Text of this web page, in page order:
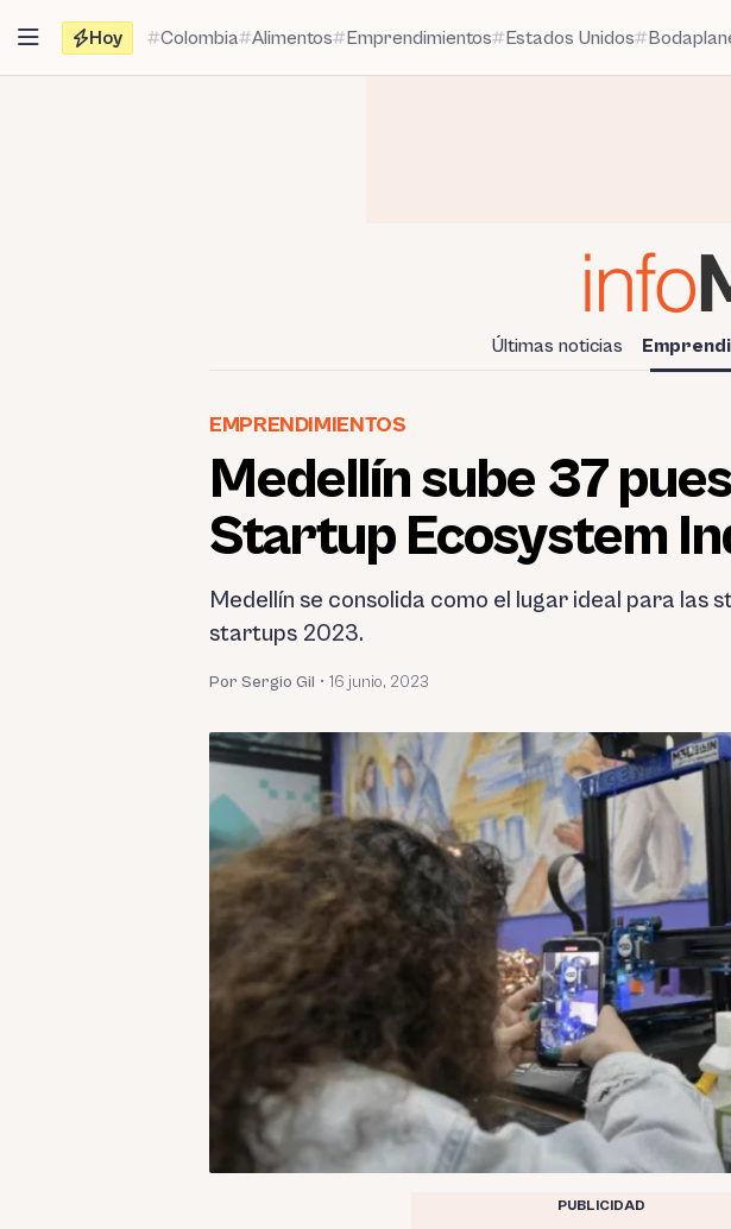
contenido
Hoy Colombia Alimentos Emprendimientos Estados Unidos
Últimas noticias
EMPRENDIMIENTOS
Medellín sube 37
Startup Ecosystem
Medellín se consolida como el lugar ideal para las
startups 2023.
Por Sergio Gil • 16 junio, 2023
PUBLICIDAD